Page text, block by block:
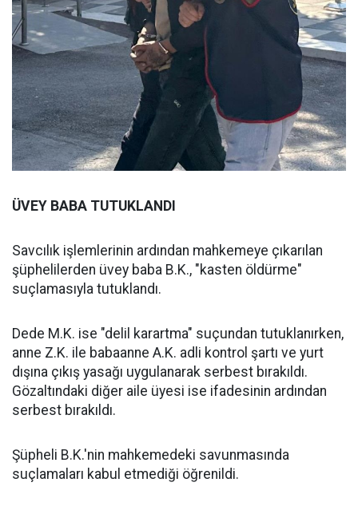
ÜVEY BABA TUTUKLANDI
Savcılık işlemlerinin ardından mahkemeye çıkarılan
şüphelilerden üvey baba B.K., "kasten öldürme"
suçlamasıyla tutuklandı.
Dede M.K. ise "delil karartma" suçundan tutuklanırken,
anne Z.K. ile babaanne A.K. adli kontrol şartı ve yurt
dışına çıkış yasağı uygulanarak serbest bırakıldı.
Gözaltındaki diğer aile üyesi ise ifadesinin ardından
serbest bırakıldı.
Şüpheli B.K.'nin mahkemedeki savunmasında
suçlamaları kabul etmediği öğrenildi.